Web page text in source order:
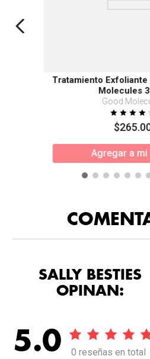
Tratamiento
Molecules
Good
$265.
Agregar a mi
SALLY BESTIES
OPINAN:
5.0 0 reseñas en total